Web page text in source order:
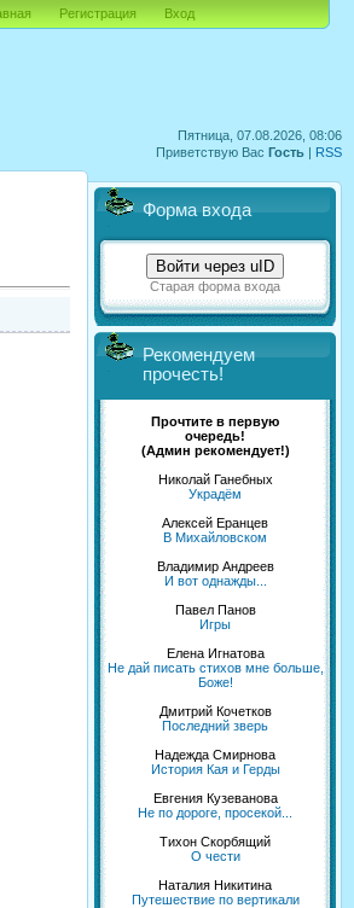
Пятница, 07.08.2026, 08:06
Приветствую Вас Гость | RSS
Регистрация Вход
Форма входа
Войти через uID
Старая форма входа
Рекомендуем
прочесть!
Прочтите в первую
очередь!
(Админ рекомендует!)
Николай Ганебных
Украдём
Алексей Еранцев
В Михайловском
Владимир Андреев
И вот однажды...
Павел Панов
Игры
Елена Игнатова
Не дай писать стихов мне больше,
Боже!
Дмитрий Кочетков
Последний зверь
Надежда Смирнова
История Кая и Герды
Евгения Кузеванова
Не по дороге, просекой...
Тихон Скорбящий
О чести
Наталия Никитина
Путешествие по вертикали